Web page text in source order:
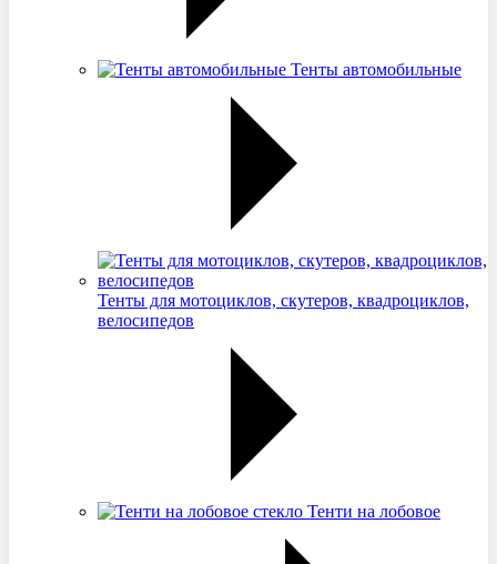
Тенты автомобильные
Тенты для мотоциклов, скутеров, квадроциклов,
велосипедов
Тенти на лобовое